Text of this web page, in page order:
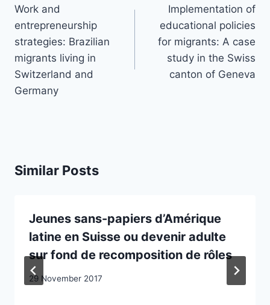
navigation
Work and
entrepreneurship
strategies: Brazilian
migrants living in
Switzerland and
Germany
Implementation of
educational policies
for migrants: A case
study in the Swiss
canton of Geneva
Similar Posts
Jeunes sans-papiers d’Amérique
latine en Suisse ou devenir adulte
sur fond de recomposition de rôles
29 November 2017